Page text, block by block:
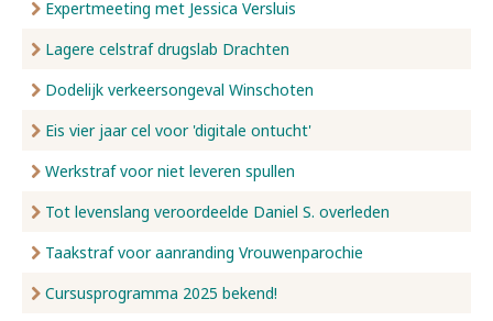
Expertmeeting met Jessica Versluis
Lagere celstraf drugslab Drachten
Dodelijk verkeersongeval Winschoten
Eis vier jaar cel voor 'digitale ontucht'
Werkstraf voor niet leveren spullen
Tot levenslang veroordeelde Daniel S. overleden
Taakstraf voor aanranding Vrouwenparochie
Cursusprogramma 2025 bekend!